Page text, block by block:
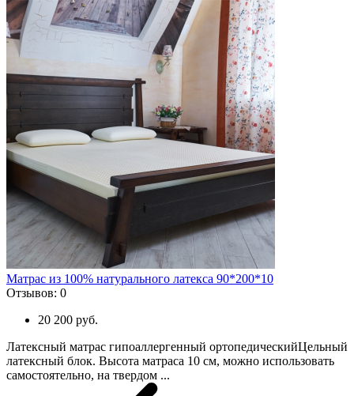
Матрас из 100% натурального латекса 90*200*10
Отзывов: 0
20 200 руб.
Латексный матрас гипоаллергенный ортопедическийЦельный
латексный блок. Высота матраса 10 см, можно использовать
самостоятельно, на твердом ...